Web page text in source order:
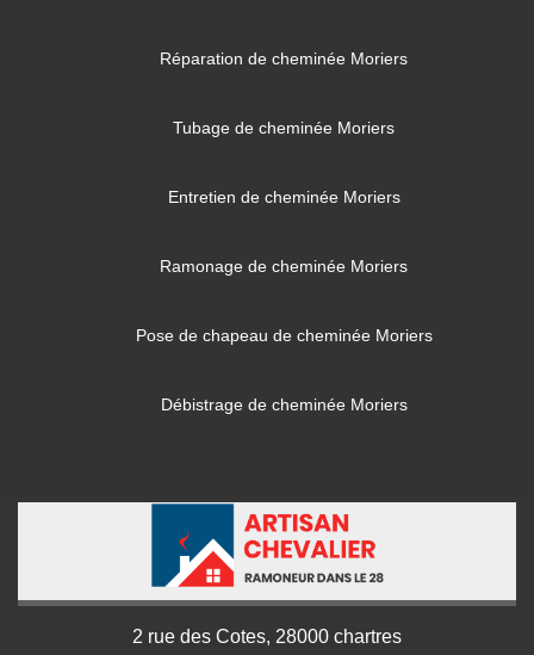
Réparation de cheminée Moriers
Tubage de cheminée Moriers
Entretien de cheminée Moriers
Ramonage de cheminée Moriers
Pose de chapeau de cheminée Moriers
Débistrage de cheminée Moriers
2 rue des Cotes, 28000 chartres